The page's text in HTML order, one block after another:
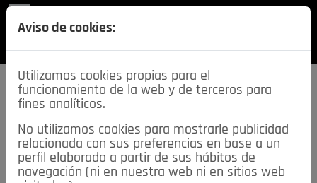
SECCIONES
descarga esta
REVISTA
Aviso de cookies:
Utilizamos cookies propias para el
funcionamiento de la web y de terceros para
fines analíticos.
No utilizamos cookies para mostrarle publicidad
relacionada con sus preferencias en base a un
perfil elaborado a partir de sus hábitos de
navegación (ni en nuestra web ni en sitios web